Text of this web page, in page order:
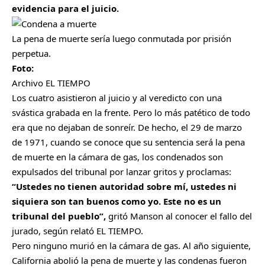
evidencia para el juicio.
La pena de muerte sería luego conmutada por prisión
perpetua.
Foto:
Archivo EL TIEMPO
Los cuatro asistieron al juicio y al veredicto con una
svástica grabada en la frente. Pero lo más patético de todo
era que no dejaban de sonreír. De hecho, el 29 de marzo
de 1971, cuando se conoce que su sentencia será la pena
de muerte en la cámara de gas, los condenados son
expulsados del tribunal por lanzar gritos y proclamas:
“Ustedes no tienen autoridad sobre mí, ustedes ni
siquiera son tan buenos como yo. Este no es un
tribunal del pueblo”, gritó Manson al conocer el fallo del
jurado, según relató EL TIEMPO.
Pero ninguno murió en la cámara de gas. Al año siguiente,
California abolió la pena de muerte y las condenas fueron